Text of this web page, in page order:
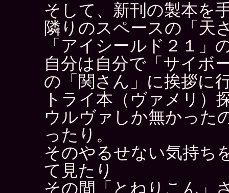
そして、新刊の製本を
隣りのスペースの「天
「アイシールド２１」
自分は自分で「サイボ
の「関さん」に挨拶に
トライ本（ヴァメリ）
ウルヴァしか無かった
ったり。
そのやるせない気持ち
て見たり
その間「とねりこん」